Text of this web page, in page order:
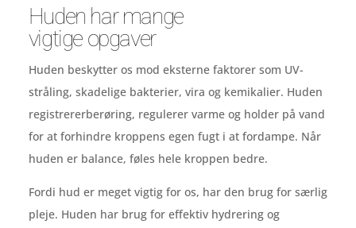
Huden har mange
vigtige opgaver
Huden beskytter os mod eksterne faktorer som UV-
stråling, skadelige bakterier, vira og kemikalier. Huden
registrererberøring, regulerer varme og holder på vand
for at forhindre kroppens egen fugt i at fordampe. Når
huden er balance, føles hele kroppen bedre.
Fordi hud er meget vigtig for os, har den brug for særlig
pleje. Huden har brug for effektiv hydrering og